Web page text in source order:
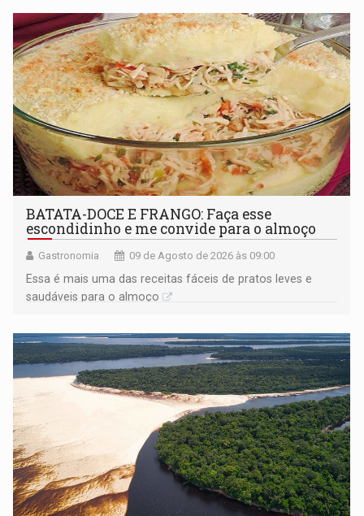
BATATA-DOCE E FRANGO: Faça esse
escondidinho e me convide para o almoço
Gastronomia 09 de Agosto de 2026 às 09:00
Essa é mais uma das receitas fáceis de pratos leves e
saudáveis para o almoço